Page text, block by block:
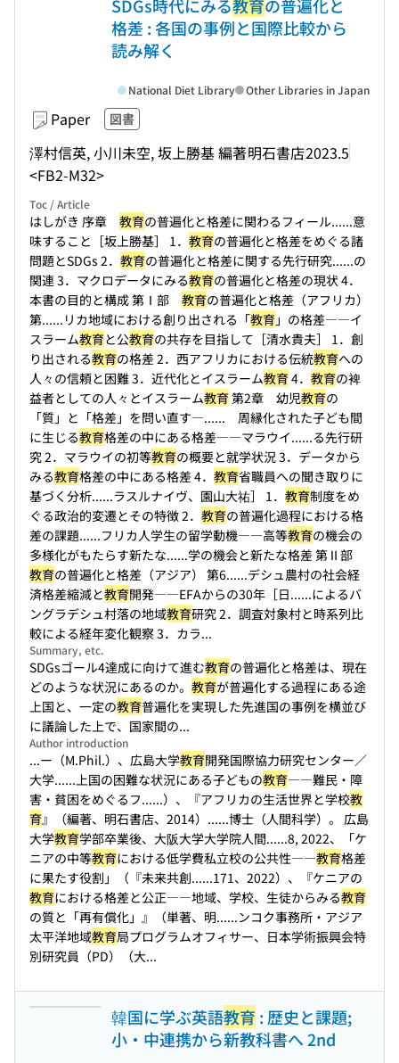
SDGs時代にみる教育の普遍化と
格差 : 各国の事例と国際比較から
読み解く
Paper 図書
澤村信英, 小川未空, 坂上勝基 編著明石書店2023.5
<FB2-M32>
National Diet Library Other Libraries in Japan
Toc / Article
はしがき 序章 教育の普遍化と格差に関わるフィール......意
味すること［坂上勝基］ 1． 教育の普遍化と格差をめぐる諸
問題とSDGs 2． 教育の普遍化と格差に関する先行研究......の
関連 3．マクロデータにみる教育の普遍化と格差の現状 4．
本書の目的と構成 第Ⅰ部 教育の普遍化と格差（アフリカ）
第......リカ地域における創り出される「教育」の格差――イ
スラーム教育と公教育の共存を目指して［清水貴夫］ 1．創
り出される教育の格差 2．西アフリカにおける伝統教育への
人々の信頼と困難 3．近代化とイスラーム教育4． 教育の裨
益者としての人々とイスラーム教育第2章 幼児教育の
「質」と「格差」を問い直す―...... 周縁化された子ども間
に生じる教育格差の中にある格差――マラウイ......る先行研
究 2．マラウイの初等教育の概要と就学状況 3．データから
みる教育格差の中にある格差 4． 教育省職員への聞き取りに
基づく分析......ラスルナイヴ、園山大祐］ 1． 教育制度をめ
ぐる政治的変遷とその特徴 2． 教育の普遍化過程における格
差の課題......フリカ人学生の留学動機――高等教育の機会の
多様化がもたらす新たな......学の機会と新たな格差 第Ⅱ部
教育の普遍化と格差（アジア） 第6......デシュ農村の社会経
済格差縮減と教育開発――EFAからの30年［日......によるバ
ングラデシュ村落の地域教育研究 2．調査対象村と時系列比
較による経年変化観察 3．カラ...
Summary, etc.
SDGsゴール4達成に向けて進む教育の普遍化と格差は、現在
どのような状況にあるのか。 教育が普遍化する過程にある途
上国と、一定の教育普遍化を実現した先進国の事例を横並び
に議論した上で、国家間の...
Author introduction
...ー（M.Phil.）、広島大学教育開発国際協力研究センター／
大学......上国の困難な状況にある子どもの教育――難民・障
害・貧困をめぐるフ......）、『アフリカの生活世界と学校教
育』（編著、明石書店、2014）......博士（人間科学）。 広島
大学教育学部卒業後、大阪大学大学院人間......8, 2022、「ケ
ニアの中等教育における低学費私立校の公共性――教育格差
に果たす役割」（『未来共創......171、2022）、『ケニアの
教育における格差と公正――地域、学校、生徒からみる教育
の質と「再有償化」』（単著、明......ンコク事務所・アジア
太平洋地域教育局プログラムオフィサー、日本学術振興会特
別研究員（PD）（大...
韓国に学ぶ英語教育 : 歴史と課題;
小・中連携から新教科書へ 2nd